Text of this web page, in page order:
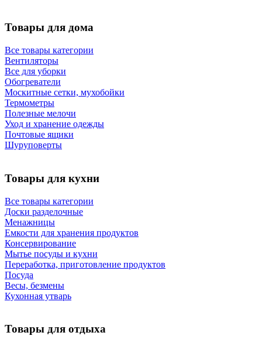
Товары для дома
Все товары категории
Вентиляторы
Все для уборки
Обогреватели
Москитные сетки, мухобойки
Термометры
Полезные мелочи
Уход и хранение одежды
Почтовые ящики
Шуруповерты
Товары для кухни
Все товары категории
Доски разделочные
Менажницы
Емкости для хранения продуктов
Консервирование
Мытье посуды и кухни
Переработка, приготовление продуктов
Посуда
Весы, безмены
Кухонная утварь
Товары для отдыха